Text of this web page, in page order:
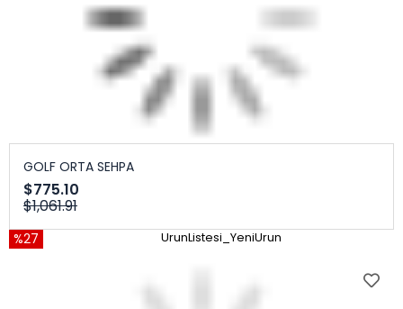
GOLF ORTA SEHPA
$775.10
$1,061.91
%27 UrunListesi_YeniUrun